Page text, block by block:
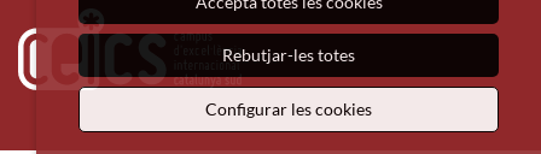
Rebutjar-les totes
Configurar les cookies